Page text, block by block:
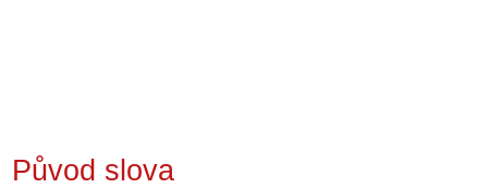
Původ slova